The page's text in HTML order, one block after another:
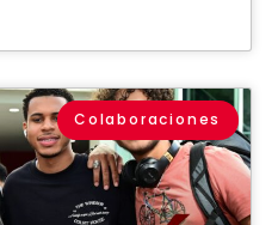
Colaboraciones